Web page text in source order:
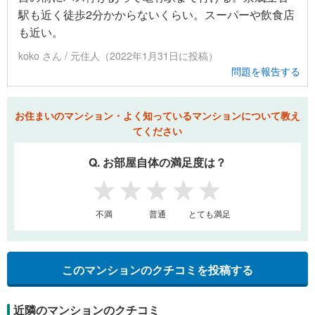
駅も近く徒歩2分かからないくらい。スーパーや飲食店
も近い。
koko さん / 元住人（2022年1月31日に投稿）
問題を報告する
お住まいのマンション・よく知っているマンションについて教え
てください
Q. お部屋自体の満足度は？
1 2 3 4 5
不満 普通 とても満足
このマンションのクチコミを投稿する
近隣のマンションのクチコミ